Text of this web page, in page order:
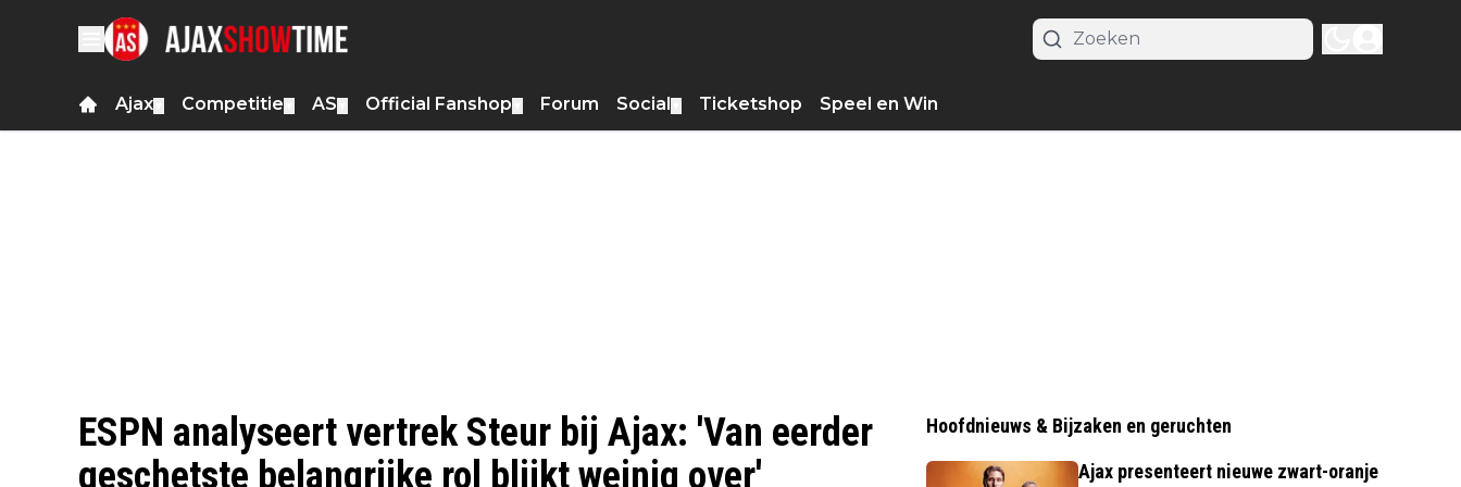
Ajax Competitie AS Official Fanshop Forum Social Ticketshop Speel en Win
ESPN analyseert vertrek Steur bij Ajax: 'Van eerder
geschetste belangrijke rol blijkt weinig over'
Hoofdnieuws & Bijzaken en geruchten
Ajax presenteert nieuwe zwart-oranje